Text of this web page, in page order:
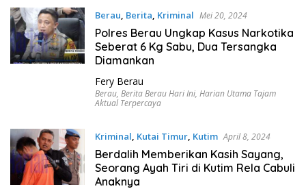
Berau Berita Kriminal Mei 20, 2024
Polres Berau Ungkap Kasus Narkotika
Seberat 6 Kg Sabu, Dua Tersangka
Diamankan
Fery Berau
Berau, Berita Berau Hari Ini, Harian Utama Tajam
Aktual Terpercaya
Kriminal Kutai Timur, Kutim April 8, 2024
Berdalih Memberikan Kasih Sayang,
Seorang Ayah Tiri di Kutim Rela Cabuli
Anaknya